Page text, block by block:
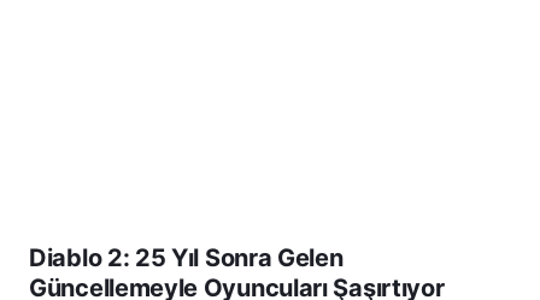
Diablo 2: 25 Yıl Sonra Gelen
Güncellemeyle Oyuncuları Şaşırtıyor